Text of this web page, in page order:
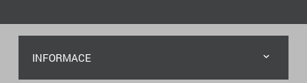
INFORMACE